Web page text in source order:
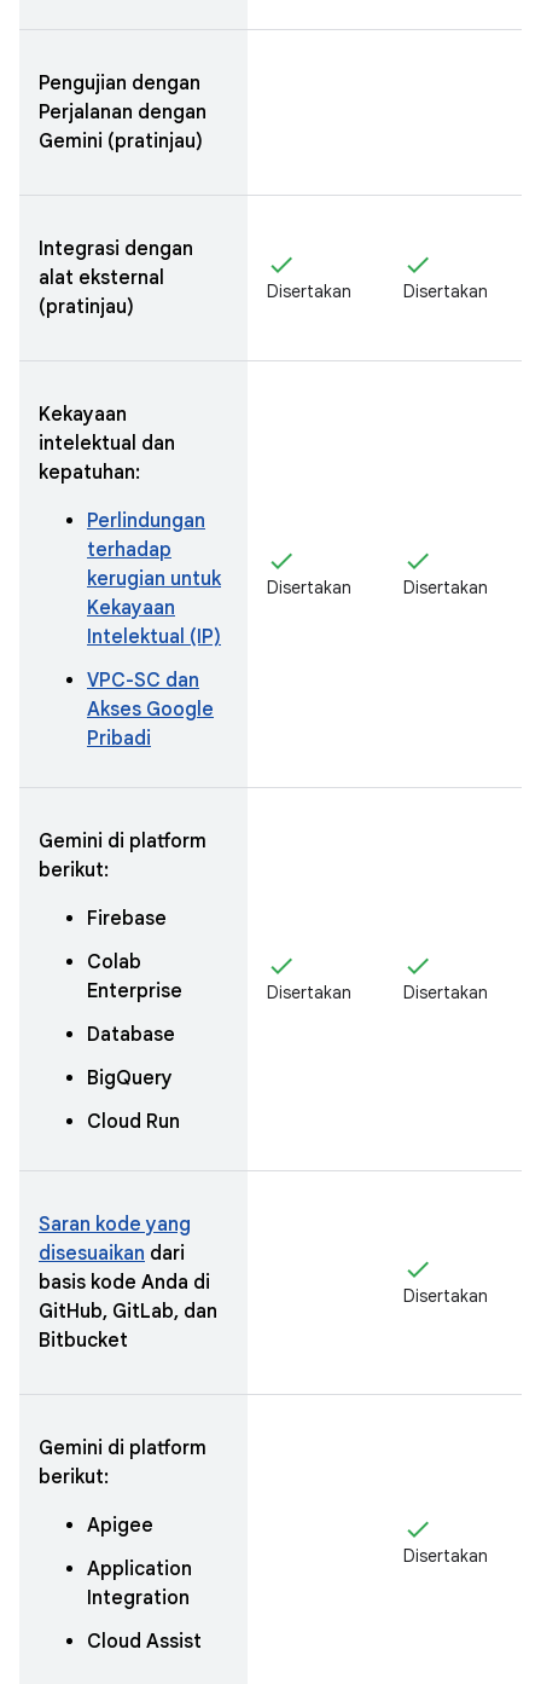
Pengujian dengan
Perjalanan dengan
Gemini (pratinjau)
Integrasi dengan
alat eksternal
(pratinjau)
check
Disertakan
check
Disertakan
Kekayaan
intelektual dan
kepatuhan:
Perlindungan
terhadap
kerugian untuk
Kekayaan
Intelektual (IP)
VPC-SC dan
Akses Google
Pribadi
check
Disertakan
check
Disertakan
Gemini di platform
berikut:
Firebase
Colab
Enterprise
Database
BigQuery
Cloud Run
check
Disertakan
check
Disertakan
Saran kode yang
disesuaikan dari
basis kode Anda di
GitHub, GitLab, dan
Bitbucket
check
Disertakan
Gemini di platform
berikut:
Apigee
Application
Integration
Cloud Assist
check
Disertakan